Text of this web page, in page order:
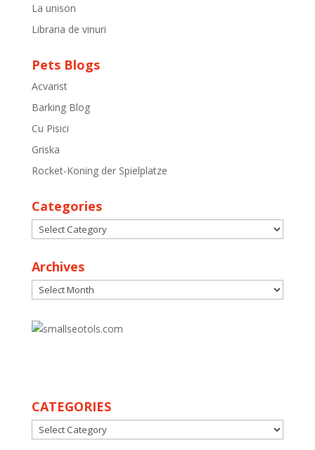
La unison
Libraria de vinuri
Pets Blogs
Acvarist
Barking Blog
Cu Pisici
Griska
Rocket-Koning der Spielplatze
Categories
Categories
Archives
Archives
CATEGORIES
CATEGORIES